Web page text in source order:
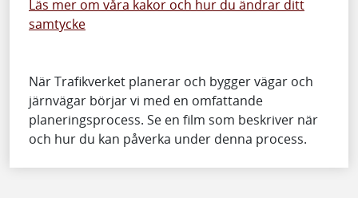
Läs mer om våra kakor och hur du ändrar ditt
samtycke
När Trafikverket planerar och bygger vägar och
järnvägar börjar vi med en omfattande
planeringsprocess. Se en film som beskriver när
och hur du kan påverka under denna process.